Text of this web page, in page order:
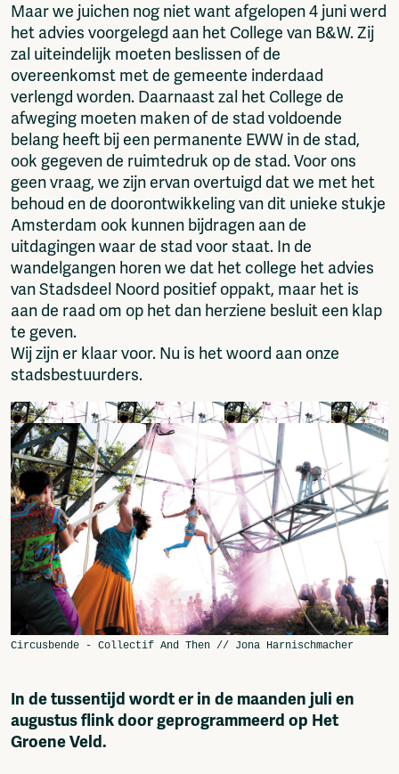
Maar we juichen nog niet want afgelopen 4 juni werd
het advies voorgelegd aan het College van B&W. Zij
zal uiteindelijk moeten beslissen of de
overeenkomst met de gemeente inderdaad
verlengd worden. Daarnaast zal het College de
afweging moeten maken of de stad voldoende
belang heeft bij een permanente EWW in de stad,
ook gegeven de ruimtedruk op de stad. Voor ons
geen vraag, we zijn ervan overtuigd dat we met het
behoud en de doorontwikkeling van dit unieke stukje
Amsterdam ook kunnen bijdragen aan de
uitdagingen waar de stad voor staat. In de
wandelgangen horen we dat het college het advies
van Stadsdeel Noord positief oppakt, maar het is
aan de raad om op het dan herziene besluit een klap
te geven.
Wij zijn er klaar voor. Nu is het woord aan onze
stadsbestuurders.
In de tussentijd wordt er in de maanden juli en
augustus flink door geprogrammeerd op Het
Groene Veld.